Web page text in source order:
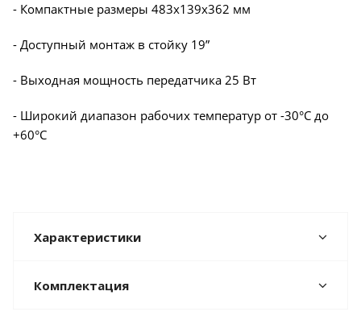
- Компактные размеры 483x139x362 мм
- Доступный монтаж в стойку 19”
- Выходная мощность передатчика 25 Вт
- Широкий диапазон рабочих температур от -30°С до
+60°C
Характеристики
Комплектация